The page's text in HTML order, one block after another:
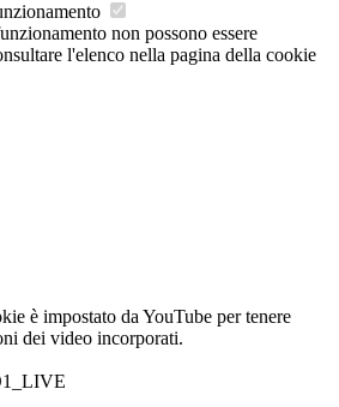
non possono essere
l'elenco nella pagina della cookie
è impostato da YouTube per tenere
dei video incorporati.